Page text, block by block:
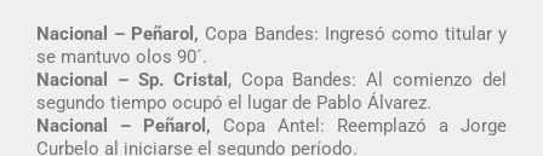
Nacional – Peñarol, Copa Bandes: Ingresó como titular y
se mantuvo olos 90´.
Nacional – Sp. Cristal , Copa Bandes: Al comienzo del
segundo tiempo ocupó el lugar de Pablo Álvarez.
Nacional – Peñarol, Copa Antel: Reemplazó a Jorge
Curbelo al iniciarse el segundo período.